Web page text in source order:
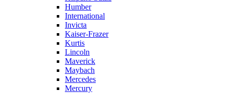
Humber
International
Invicta
Kaiser-Frazer
Kurtis
Lincoln
Maverick
Maybach
Mercedes
Mercury